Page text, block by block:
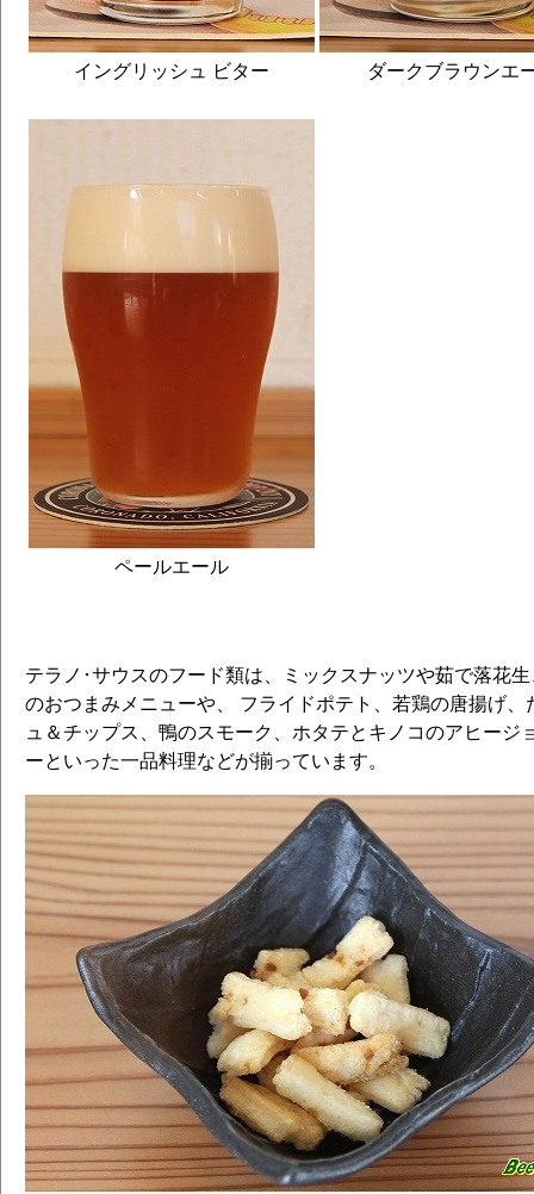
イングリッシュ ビター ダークブラウンエ
ペールエール
テラノ･サウスのフード類は、ミックスナッツや茹で落花
のおつまみメニューや、 フライドポテト、若鶏の唐揚げ、
ュ＆チップス、鴨のスモーク、ホタテとキノコのアヒージ
ーといった一品料理などが揃っています。